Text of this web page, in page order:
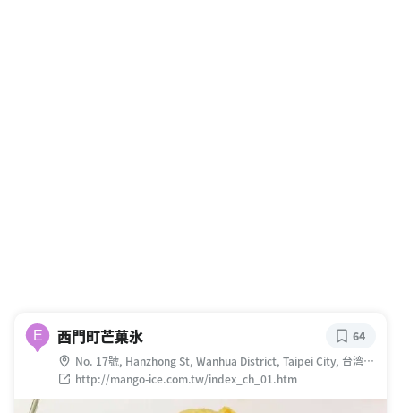
E 西門町芒菓氷
No. 17號, Hanzhong St, Wanhua District, Taipei City, 台湾
108
http://mango-ice.com.tw/index_ch_01.htm
64